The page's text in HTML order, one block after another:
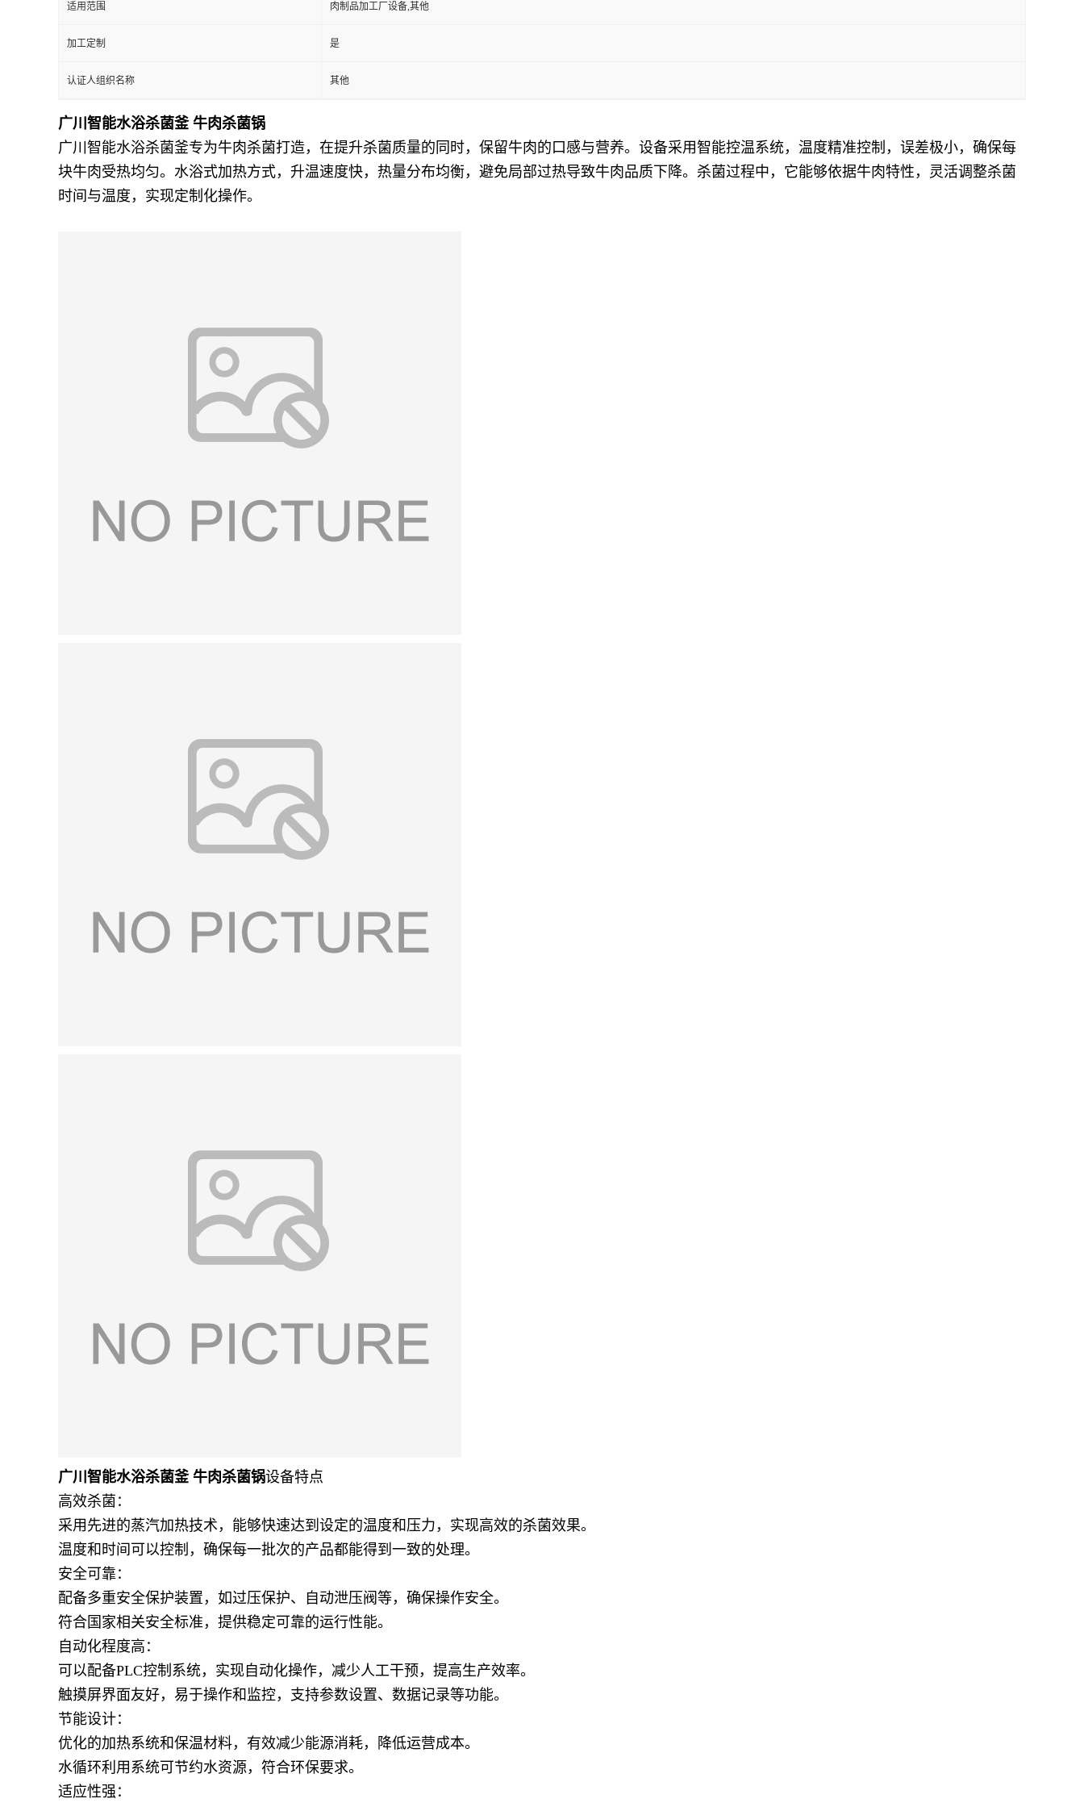
适用范围 肉制品加工厂设备,其他
加工定制 是
认证人组织名称 其他
广川智能水浴杀菌釜 牛肉杀菌锅
广川智能水浴杀菌釜专为牛肉杀菌打造，在提升杀菌质量的同时，保留牛肉的口感与营养。设备采用智能控温系统，温度精准控制，误差极小，确保每
块牛肉受热均匀。水浴式加热方式，升温速度快，热量分布均衡，避免局部过热导致牛肉品质下降。杀菌过程中，它能够依据牛肉特性，灵活调整杀菌
时间与温度，实现定制化操作。
广川智能水浴杀菌釜 牛肉杀菌锅设备特点
高效杀菌：
采用先进的蒸汽加热技术，能够快速达到设定的温度和压力，实现高效的杀菌效果。
温度和时间可以控制，确保每一批次的产品都能得到一致的处理。
安全可靠：
配备多重安全保护装置，如过压保护、自动泄压阀等，确保操作安全。
符合国家相关安全标准，提供稳定可靠的运行性能。
自动化程度高：
可以配备PLC控制系统，实现自动化操作，减少人工干预，提高生产效率。
触摸屏界面友好，易于操作和监控，支持参数设置、数据记录等功能。
节能设计：
优化的加热系统和保温材料，有效减少能源消耗，降低运营成本。
水循环利用系统可节约水资源，符合环保要求。
适应性强：